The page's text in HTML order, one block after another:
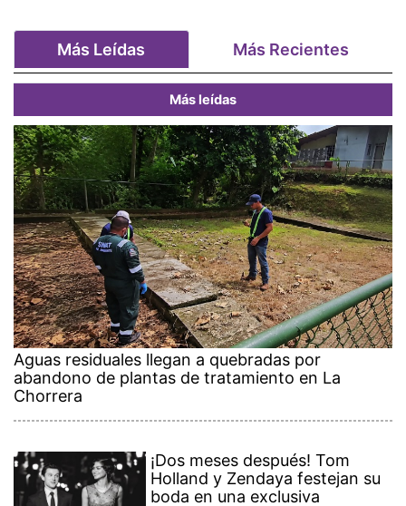
Más Leídas Más Recientes
Más leídas
Aguas residuales llegan a quebradas por
abandono de plantas de tratamiento en La
Chorrera
¡Dos meses después! Tom
Holland y Zendaya festejan su
boda en una exclusiva